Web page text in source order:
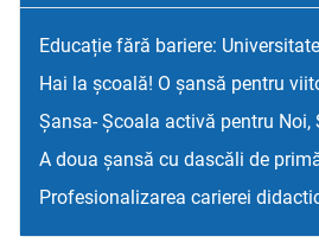
Educație fără bariere:
Hai la școală! O șansă pentru
Șansa- Școala activă pentru
A doua șansă cu dascăli de
Profesionalizarea carierei